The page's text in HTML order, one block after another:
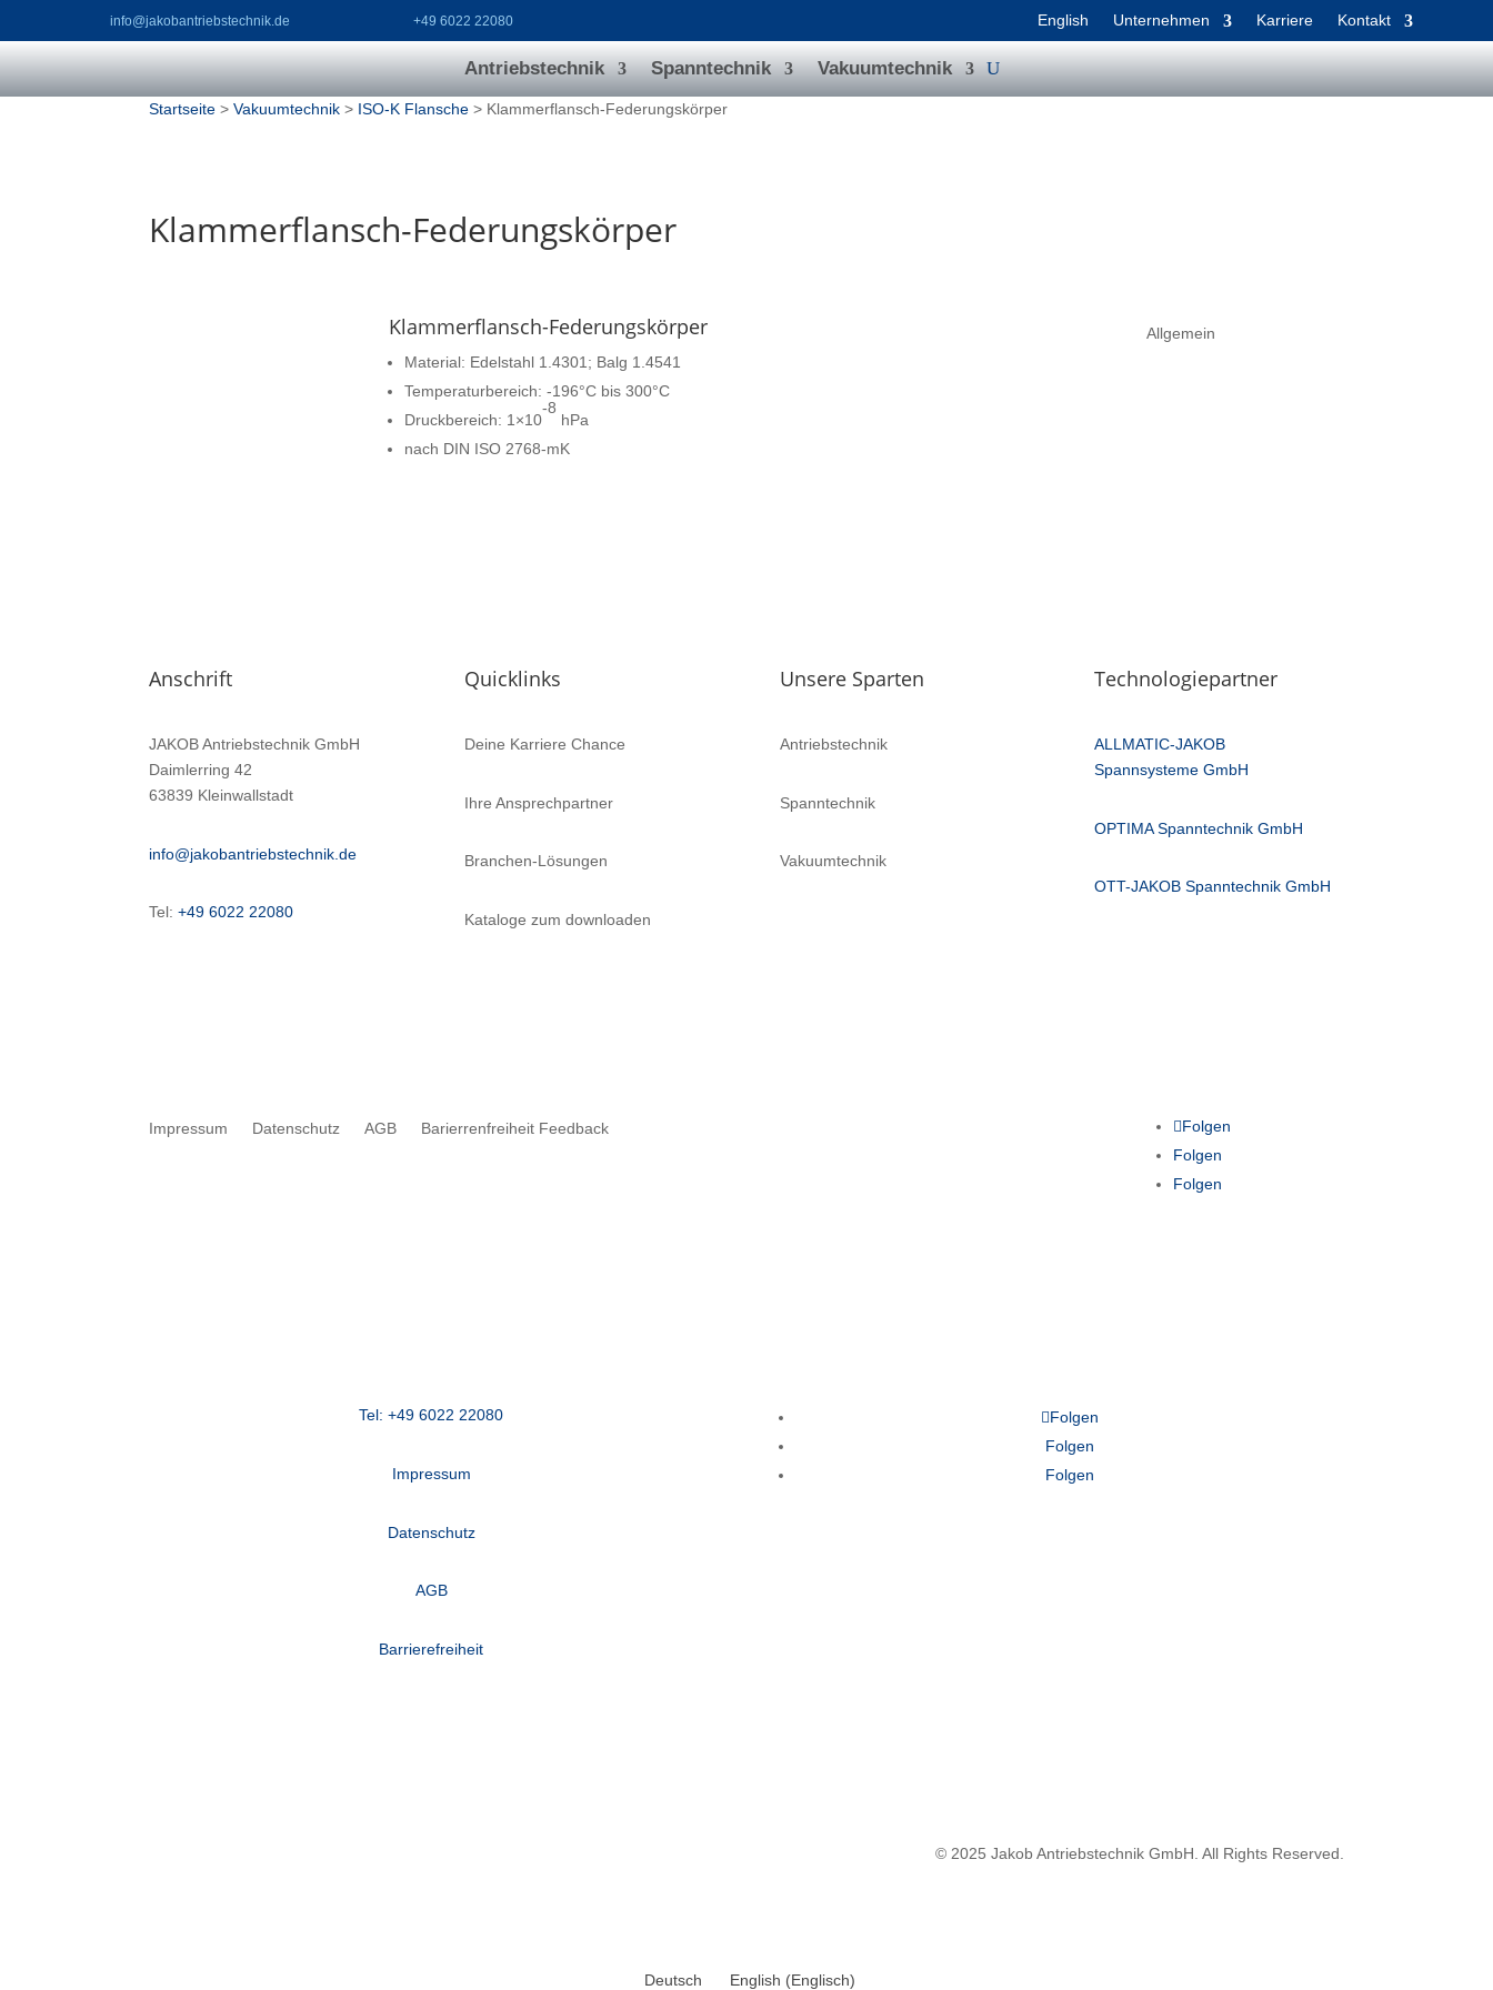
info@jakobantriebstechnik.de +49 6022 22080 English Unternehmen Karriere Kontakt
Antriebstechnik Spanntechnik Vakuumtechnik
Startseite >Vakuumtechnik > ISO-K Flansche > Klammerflansch-Federungskörper
Klammerflansch-Federungskörper
Klammerflansch-Federungskörper
Material: Edelstahl 1.4301; Balg 1.4541
Temperaturbereich: -196°C bis 300°C
Druckbereich: 1×10
-8
hPa
nach DIN ISO 2768-mK
Allgemein
Anschrift
JAKOB Antriebstechnik GmbH
Daimlerring 42
63839 Kleinwallstadt
info@jakobantriebstechnik.de
Tel:+49 6022 22080
Quicklinks
Deine Karriere Chance
Ihre Ansprechpartner
Branchen-Lösungen
Kataloge zum downloaden
Unsere Sparten
Antriebstechnik
Spanntechnik
Vakuumtechnik
Technologiepartner
ALLMATIC-JAKOB
Spannsysteme GmbH
OPTIMA Spanntechnik GmbH
OTT-JAKOB Spanntechnik GmbH
Impressum Datenschutz AGB Barierrenfreiheit Feedback
Folgen
Folgen
Folgen
Tel: +49 6022 22080
Impressum
Datenschutz
AGB
Barrierefreiheit
Folgen
Folgen
Folgen
© 2025 Jakob Antriebstechnik GmbH. All Rights Reserved.
Deutsch English (Englisch)